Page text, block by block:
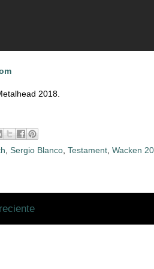
2018.
, Sergio Blanco, Testament, Wacken